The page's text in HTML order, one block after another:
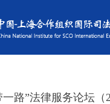
路”法律服务论坛（